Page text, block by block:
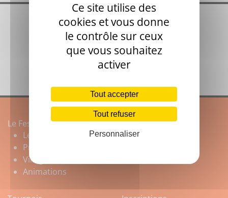
Le Festival
Le festival
Programme
Village Partenaires
Animations
Souvenirs
Vidéos
Ce site utilise des
cookies et vous donne
le contrôle sur ceux
que vous souhaitez
activer
Tout accepter
Tout refuser
Personnaliser